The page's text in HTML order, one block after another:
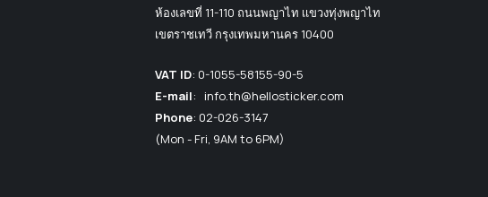
ห้องเลขที่ 11-110 ถนนพญาไท เเขวงทุ่งพญาไท
เขตราชเทวี กรุงเทพมหานคร 10400
VAT ID: 0-1055-58155-90-5
E-mail: info.th@hellosticker.com
Phone: 02-026-3147
(Mon - Fri, 9AM to 6PM)